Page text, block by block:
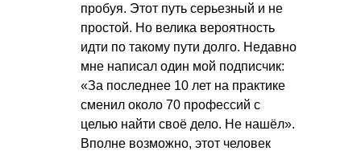
пробуя. Этот путь серьезный и не
простой. Но велика вероятность
идти по такому пути долго. Недавно
мне написал один мой подписчик:
«За последнее 10 лет на практике
сменил около 70 профессий с
целью найти своё дело. Не нашёл».
Вполне возможно, этот человек